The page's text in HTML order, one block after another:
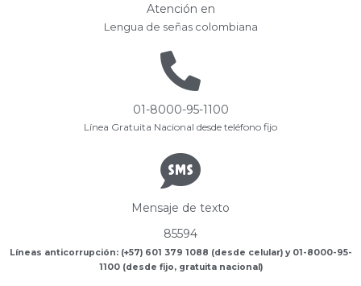
Atención en
Lengua de señas colombiana
01-8000-95-1100
Línea Gratuita Nacional desde teléfono fijo
Mensaje de texto
85594
Líneas anticorrupción: (+57) 601 379 1088 (desde celular) y 01-8000-95-
1100 (desde fijo, gratuita nacional)